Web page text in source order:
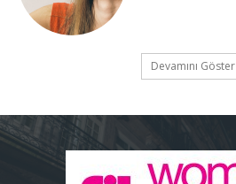
Devamını Göster